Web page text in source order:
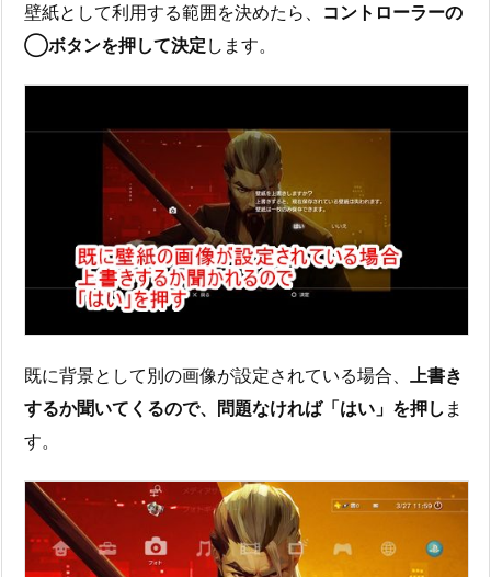
壁紙として利用する範囲を決めたら、 コントローラーの
◯ボタンを押して決定 します。
既に背景として別の画像が設定されている場合、
上書き
するか聞いてくるので、問題なければ「はい」を押し ま
す。